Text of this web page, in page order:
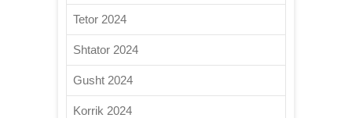
Tetor 2024
Shtator 2024
Gusht 2024
Korrik 2024